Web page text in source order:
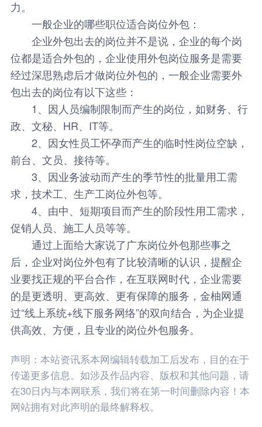
力。
一般企业的哪些职位适合岗位外包：
企业外包出去的岗位并不是说，企业的每个岗
位都是适合外包的，企业使用外包岗位服务是需要
经过深思熟虑后才做岗位外包的，一般企业需要外
包出去的岗位有以下这些：
1、因人员编制限制而产生的岗位，如财务、行
政、文秘、HR、IT等。
2、因女性员工怀孕而产生的临时性岗位空缺，
前台、文员、接待等。
3、因业务波动而产生的季节性的批量用工需
求，技术工、生产工岗位外包等。
4、由中、短期项目而产生的阶段性用工需求，
促销人员、施工人员等等。
通过上面给大家说了广东岗位外包那些事之
后，企业对岗位外包有了比较清晰的认识，提醒企
业要找正规的平台合作，在互联网时代，企业需要
的是更透明、更高效、更有保障的服务， 金柚网通
过“线上系统+线下服务网络”的双向结合，为企业提
供高效、方便，且专业的岗位外包服务。
声明：本站资讯系本网编辑转载加工后发布，目的在于
传递更多信息。如涉及作品内容、版权和其他问题，请
在30日内与本网联系，我们将在第一时间删除内容！本
网站拥有对此声明的最终解释权。